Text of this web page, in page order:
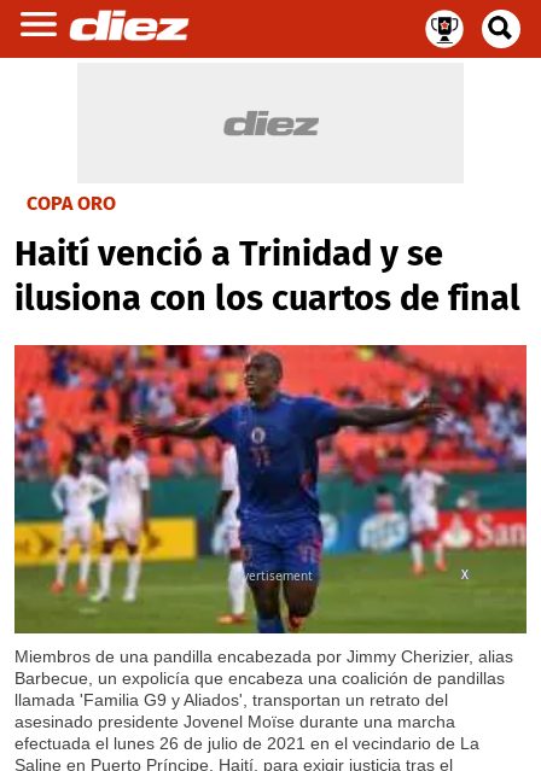
COPA ORO
Haití venció a Trinidad y se
ilusiona con los cuartos de final
Miembros de una pandilla encabezada por Jimmy Cherizier, alias
Barbecue, un expolicía que encabeza una coalición de pandillas
llamada 'Familia G9 y Aliados', transportan un retrato del
asesinado presidente Jovenel Moïse durante una marcha
efectuada el lunes 26 de julio de 2021 en el vecindario de La
Saline en Puerto Príncipe, Haití, para exigir justicia tras el
X